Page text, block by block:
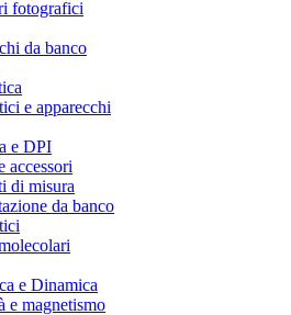
fotografici
da banco
e apparecchi
e DPI
accessori
di misura
da banco
e Dinamica
e magnetismo